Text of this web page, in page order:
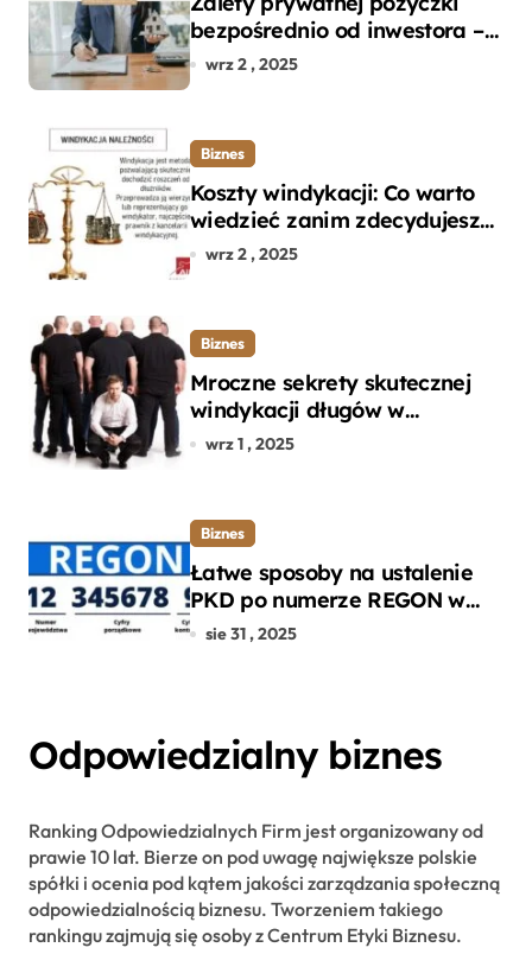
bezpośrednio od inwestora –
dlaczego warto?
wrz 2 , 2025
Biznes
Koszty windykacji: Co warto
wiedzieć zanim zdecydujesz
się na odzyskanie długu?
wrz 2 , 2025
Biznes
Mroczne sekrety skutecznej
windykacji długów w
departamencie windykacji
wrz 1 , 2025
Biznes
Łatwe sposoby na ustalenie
PKD po numerze REGON w
kilku prostych krokach
sie 31 , 2025
Odpowiedzialny biznes
Ranking Odpowiedzialnych Firm jest organizowany od
prawie 10 lat. Bierze on pod uwagę największe polskie
spółki i ocenia pod kątem jakości zarządzania społeczną
odpowiedzialnością biznesu. Tworzeniem takiego
rankingu zajmują się osoby z Centrum Etyki Biznesu.